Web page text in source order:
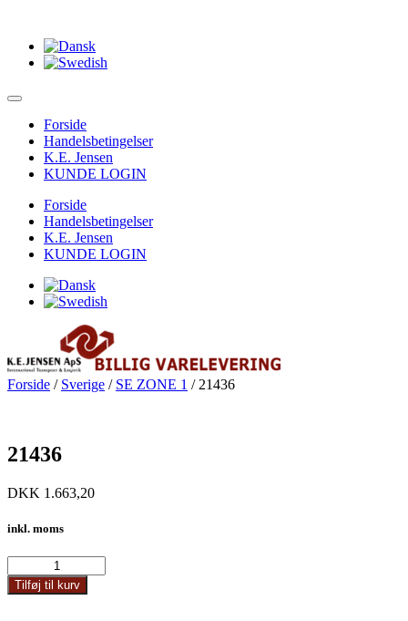
Forside
Handelsbetingelser
K.E. Jensen
KUNDE LOGIN
Forside
Handelsbetingelser
K.E. Jensen
KUNDE LOGIN
Forside / Sverige / SE ZONE 1 / 21436
21436
DKK 1.663,20
inkl. moms
antal
Tilføj til kurv